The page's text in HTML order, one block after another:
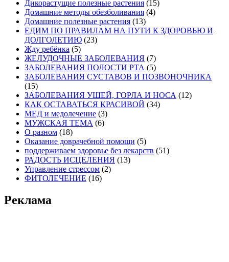
Дикорастущие полезные растения (15)
Домашние методы обезболивания (4)
Домашние полезные растения (13)
ЕДИМ ПО ПРАВИЛАМ НА ПУТИ К ЗДОРОВЬЮ И
ДОЛГОЛЕТИЮ (23)
Жду ребёнка (5)
ЖЕЛУДОЧНЫЕ ЗАБОЛЕВАНИЯ (7)
ЗАБОЛЕВАНИЯ ПОЛОСТИ РТА (5)
ЗАБОЛЕВАНИЯ СУСТАВОВ И ПОЗВОНОЧНИКА
(15)
ЗАБОЛЕВАНИЯ УШЕЙ, ГОРЛА И НОСА (12)
КАК ОСТАВАТЬСЯ КРАСИВОЙ (34)
МЕД и медолечение (3)
МУЖСКАЯ ТЕМА (6)
О разном (18)
Оказание доврачебной помощи (5)
поддерживаем здоровье без лекарств (51)
РАДОСТЬ ИСЦЕЛЕНИЯ (13)
Управление стрессом (2)
ФИТОЛЕЧЕНИЕ (16)
Реклама